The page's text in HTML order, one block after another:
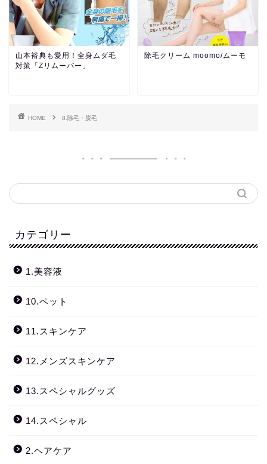
山本裕典も愛用！全身ムダ毛
対策「Zリムーバー」
除毛クリーム moomo/ムーモ
HOME 8.除毛・脱毛
カテゴリー
1.美容液
10.ペット
11.スキンケア
12.メンズスキンケア
13.スペシャルグッズ
14.スペシャル
2.ヘアケア